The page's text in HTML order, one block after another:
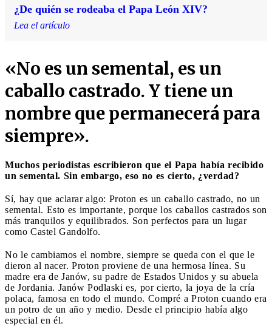
¿De quién se rodeaba el Papa León XIV?
Lea el artículo
«No es un semental, es un
caballo castrado. Y tiene un
nombre que permanecerá para
siempre».
Muchos periodistas escribieron que el Papa había recibido
un semental. Sin embargo, eso no es cierto, ¿verdad?
Sí, hay que aclarar algo: Proton es un caballo castrado, no un
semental. Esto es importante, porque los caballos castrados son
más tranquilos y equilibrados. Son perfectos para un lugar
como Castel Gandolfo.
No le cambiamos el nombre, siempre se queda con el que le
dieron al nacer. Proton proviene de una hermosa línea. Su
madre era de Janów, su padre de Estados Unidos y su abuela
de Jordania. Janów Podlaski es, por cierto, la joya de la cría
polaca, famosa en todo el mundo. Compré a Proton cuando era
un potro de un año y medio. Desde el principio había algo
especial en él.